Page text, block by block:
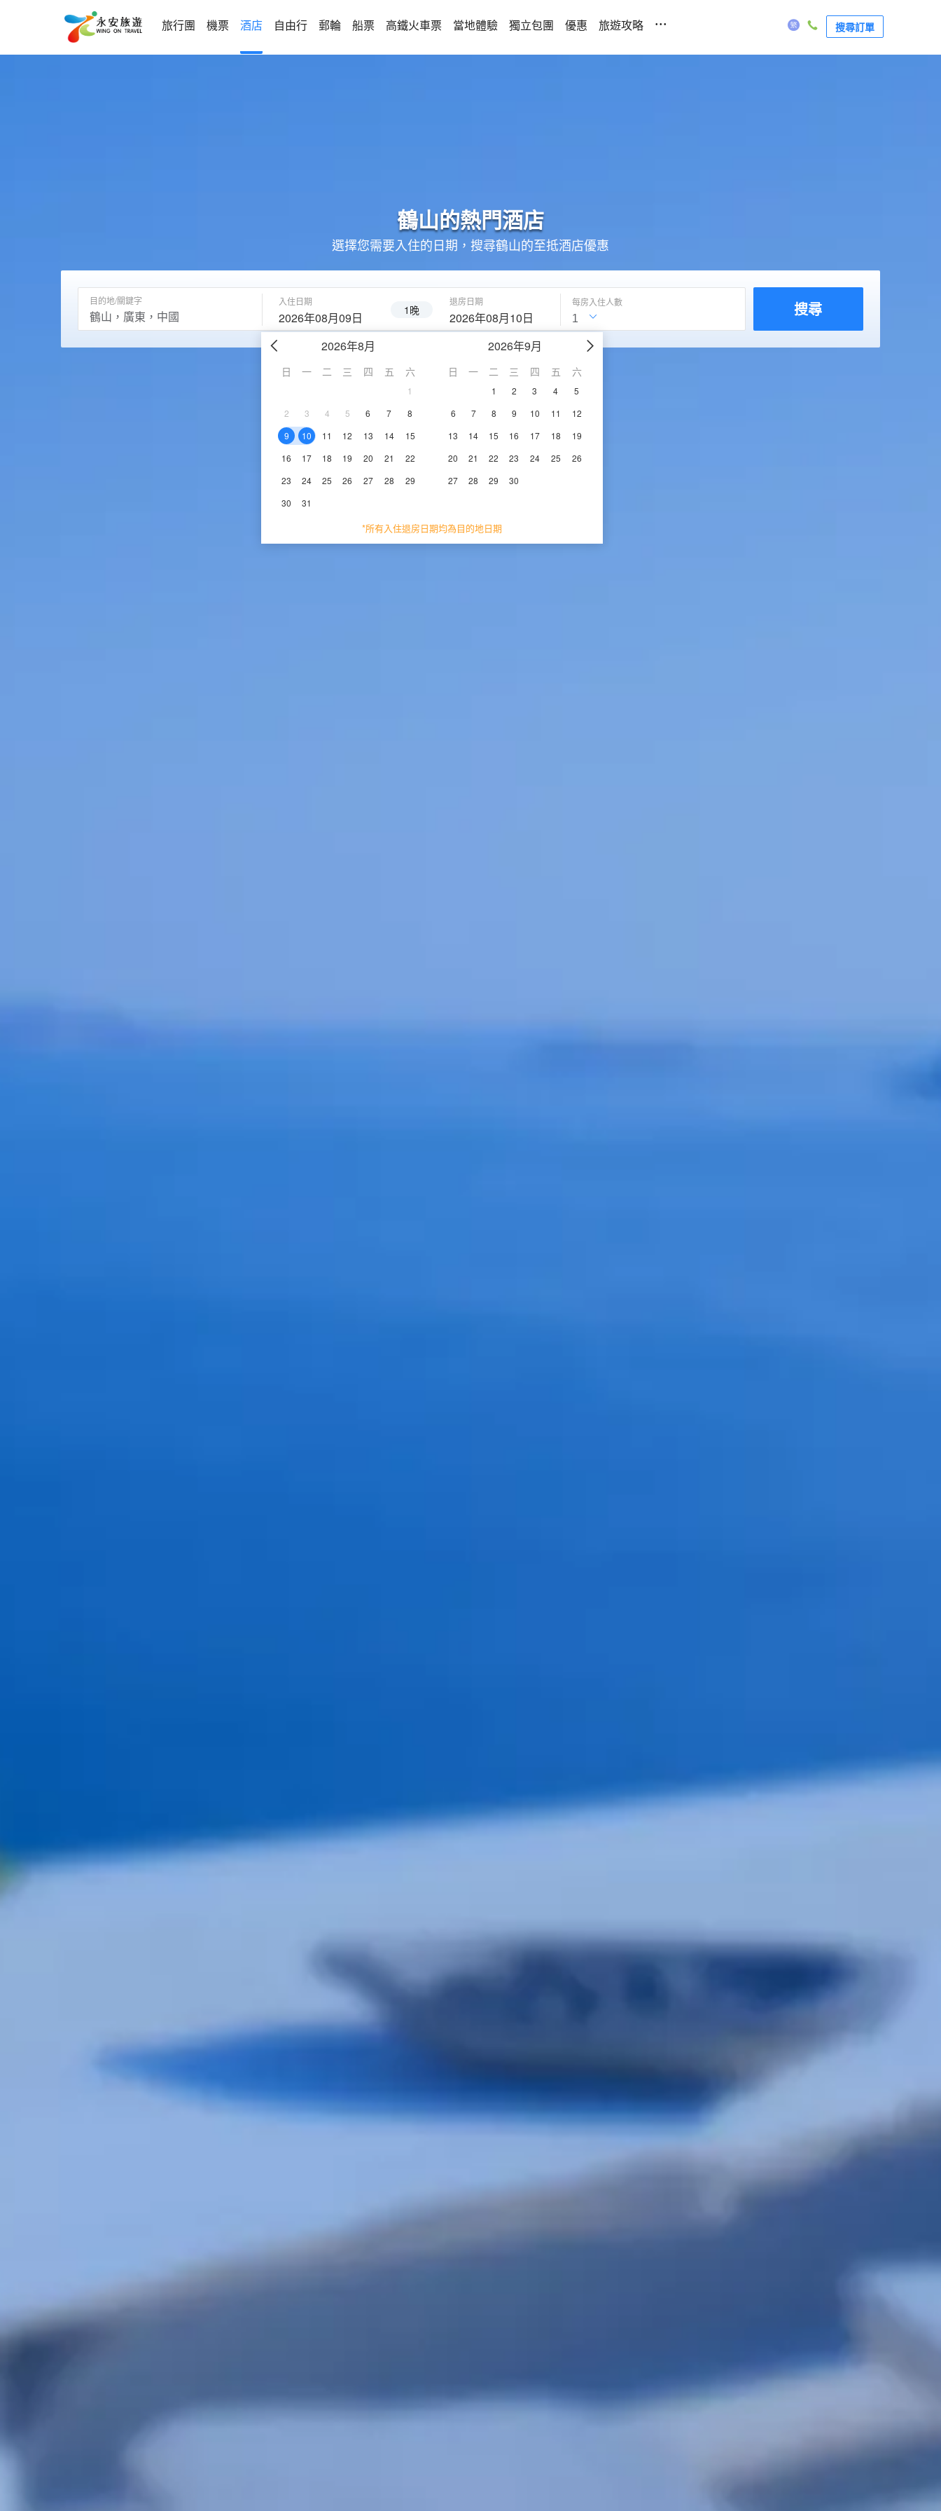
旅行團 機票 酒店 自由行 郵輪 船票 高鐵火車票 當地體驗 獨立包團 優惠 旅遊攻略 ... 搜尋訂單
鶴山的熱門酒店
選擇您需要入住的日期，搜尋鶴山的至抵酒店優惠
目的地/關鍵字 入住日期
2026年08月09日 1晚
退房日期
2026年08月10日
2026年8月
日 一 二 三 四 五 六
1
2
3 4 5 6 7
8
9
10 11 12 13 14
15
16
17 18 19 20 21
22
23
24 25 26 27 28
29
30
31
2026年9月
日 一 二 三 四 五 六
1 2 3 4
5
6
7 8 9 10 11
12
13
14 15 16 17 18
19
20
21 22 23 24 25
26
27
28 29 30
*所有入住退房日期均為目的地日期
每房入住人數 搜尋